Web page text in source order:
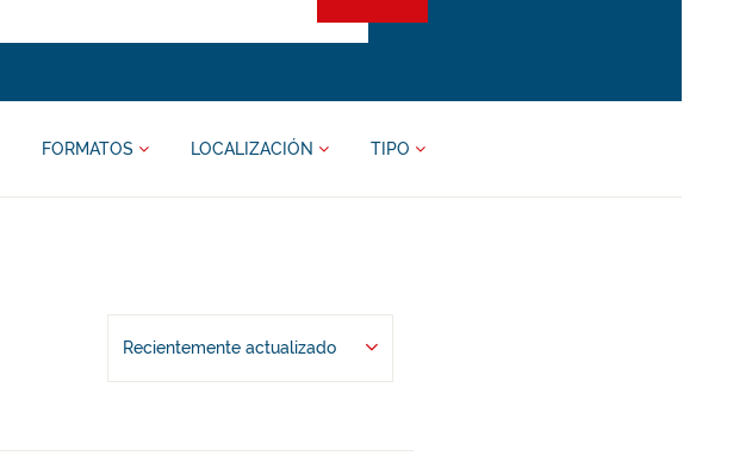
FORMATOS LOCALIZACIÓN TIPO
Recientemente actualizado